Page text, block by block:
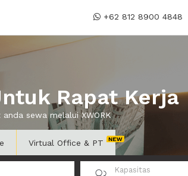
+62 812 8900 4848
Rapat Kerja
sewa melalui XWORK
Virtual Office & PT
Kapasitas